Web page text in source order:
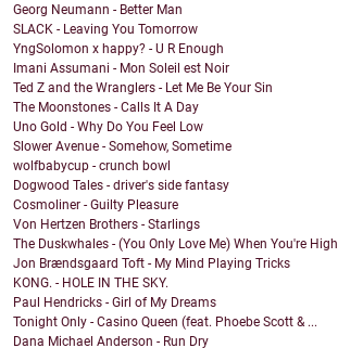
Georg Neumann - Better Man
SLACK - Leaving You Tomorrow
YngSolomon x happy? - U R Enough
Imani Assumani - Mon Soleil est Noir
Ted Z and the Wranglers - Let Me Be Your Sin
The Moonstones - Calls It A Day
Uno Gold - Why Do You Feel Low
Slower Avenue - Somehow, Sometime
wolfbabycup - crunch bowl
Dogwood Tales - driver's side fantasy
Cosmoliner - Guilty Pleasure
Von Hertzen Brothers - Starlings
The Duskwhales - (You Only Love Me) When You're High
Jon Brændsgaard Toft - My Mind Playing Tricks
KONG. - HOLE IN THE SKY.
Paul Hendricks - Girl of My Dreams
Tonight Only - Casino Queen (feat. Phoebe Scott & ...
Dana Michael Anderson - Run Dry